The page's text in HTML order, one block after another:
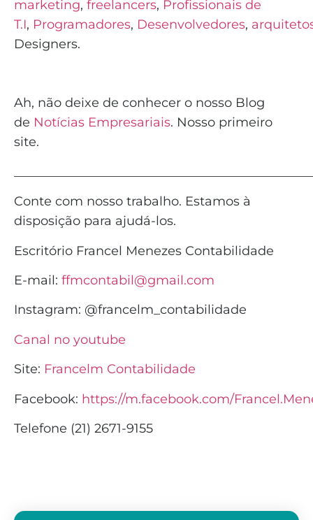
marketing, freelancers, Profissionais de
T.I, Programadores, Desenvolvedores,
Designers.
Ah, não deixe de conhecer o nosso Blog
de Notícias Empresariais. Nosso primeiro
site.
Conte com nosso trabalho. Estamos à
disposição para ajudá-los.
Escritório Francel Menezes Contabilidade
E-mail: ffmcontabil@gmail.com
Instagram: @francelm_contabilidade
Canal no youtube
Site: Francelm Contabilidade
Facebook: https://m.facebook.com/
Telefone (21) 2671-9155